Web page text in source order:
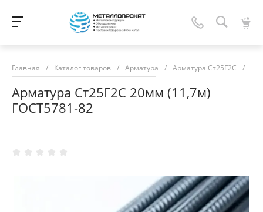
Главная / Каталог товаров / Арматура / Арматура Ст25Г2С /
Арматура Ст25Г2С 20мм (11,7м)
ГОСТ5781-82